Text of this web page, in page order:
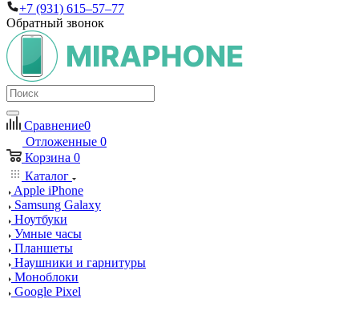
+7 (931) 615‒57‒77
Обратный звонок
Сравнение0
Отложенные 0
Корзина 0
Каталог
Apple iPhone
Samsung Galaxy
Ноутбуки
Умные часы
Планшеты
Наушники и гарнитуры
Моноблоки
Google Pixel